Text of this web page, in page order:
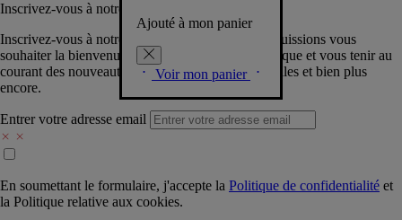
Ajouté à mon panier
Voir mon panier
Inscrivez-vous à notre Newsletter
Inscrivez-vous à notre newsletter pour que nous puissions vous
souhaiter la bienvenue dans la communauté Diptyque et vous tenir au
courant des nouveautés, événements, offres spéciales et bien plus
encore.
Entrer votre adresse email
En soumettant le formulaire, j'accepte la Politique de confidentialité et
la Politique relative aux cookies.